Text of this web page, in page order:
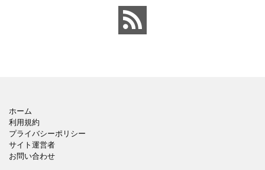
ホーム
利用規約
プライバシーポリシー
サイト運営者
お問い合わせ